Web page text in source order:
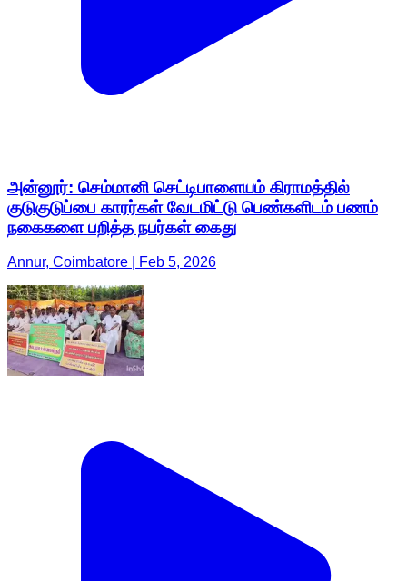
அன்னூர்: செம்மானி செட்டிபாளையம் கிராமத்தில்
குடுகுடுப்பை காரர்கள் வேடமிட்டு பெண்களிடம் பணம்
நகைகளை பறித்த நபர்கள் கைது
Annur, Coimbatore | Feb 5, 2026